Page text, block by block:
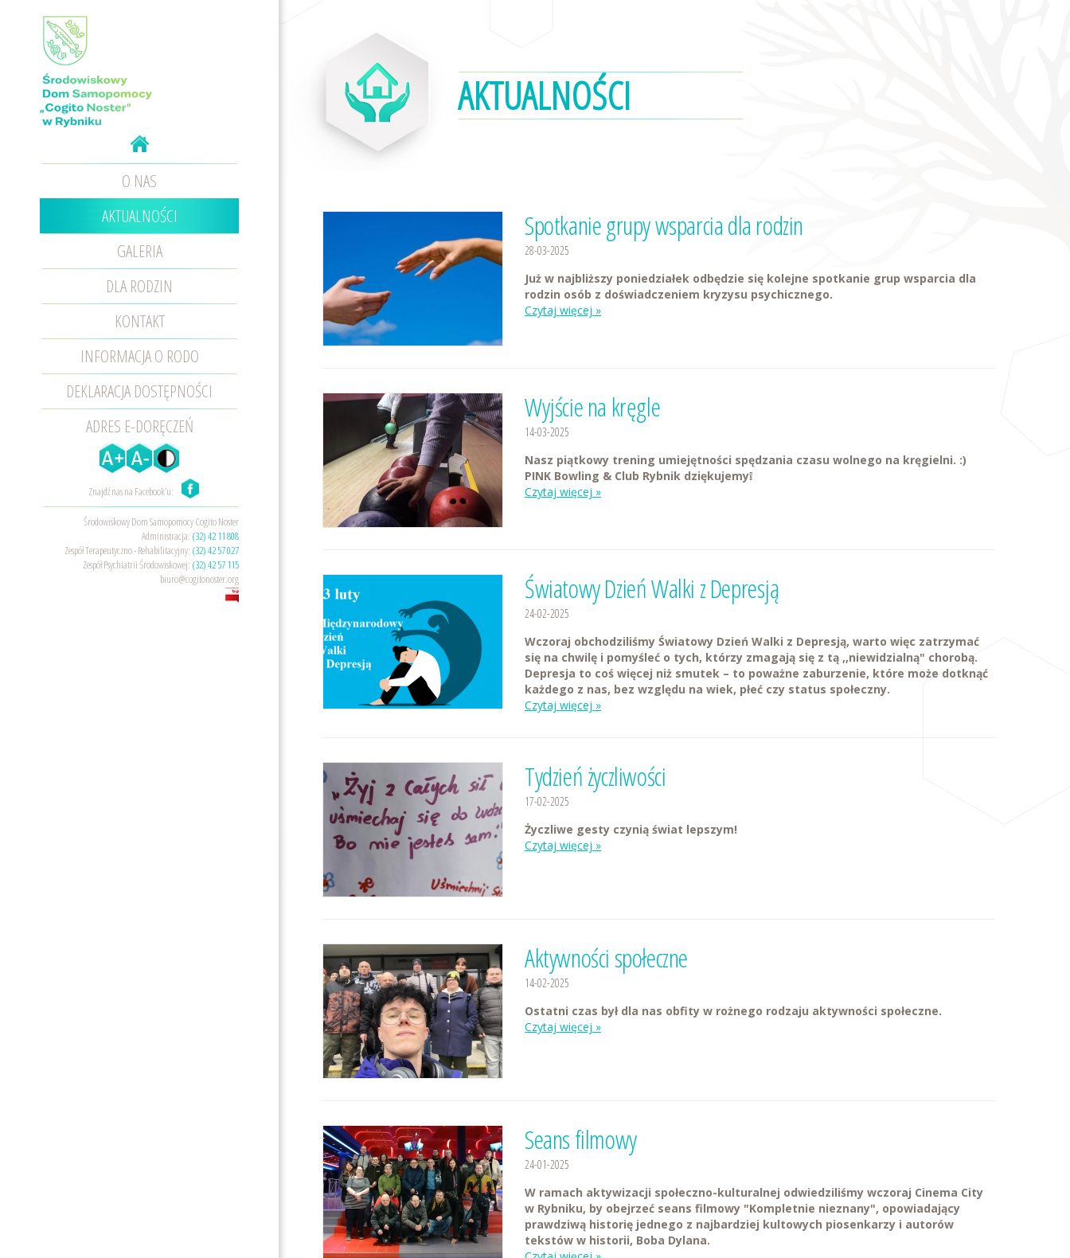
O NAS
AKTUALNOŚCI
GALERIA
DLA RODZIN
KONTAKT
INFORMACJA O RODO
DEKLARACJA DOSTĘPNOŚCI
ADRES E-DORĘCZEŃ
Znajdź nas na Facebook’u:
Środowiskowy Dom Samopomocy Cogito Noster
Administracja: (32) 42 11 808
Zespół Terapeutyczno - Rehabilitacyjny: (32) 42 57 027
Zespół Psychiatrii Środowiskowej: (32) 42 57 115
biuro@cogitonoster.org
AKTUALNOŚCI
Spotkanie grupy wsparcia dla rodzin
28-03-2025
Już w najbliższy poniedziałek odbędzie się kolejne spotkanie grup wsparcia dla
rodzin osób z doświadczeniem kryzysu psychicznego.
Czytaj więcej »
Wyjście na kręgle
14-03-2025
Nasz piątkowy trening umiejętności spędzania czasu wolnego na kręgielni. :)
PINK Bowling & Club Rybnik dziękujemy❕
Czytaj więcej »
Światowy Dzień Walki z Depresją
24-02-2025
Wczoraj obchodziliśmy Światowy Dzień Walki z Depresją, warto więc zatrzymać
się na chwilę i pomyśleć o tych, którzy zmagają się z tą ,,niewidzialną" chorobą.
Depresja to coś więcej niż smutek – to poważne zaburzenie, które może dotknąć
każdego z nas, bez względu na wiek, płeć czy status społeczny.
Czytaj więcej »
Tydzień życzliwości
17-02-2025
Życzliwe gesty czynią świat lepszym!
Czytaj więcej »
Aktywności społeczne
14-02-2025
Ostatni czas był dla nas obfity w rożnego rodzaju aktywności społeczne.
Czytaj więcej »
Seans filmowy
24-01-2025
W ramach aktywizacji społeczno-kulturalnej odwiedziliśmy wczoraj Cinema City
w Rybniku, by obejrzeć seans filmowy "Kompletnie nieznany", opowiadający
prawdziwą historię jednego z najbardziej kultowych piosenkarzy i autorów
tekstów w historii, Boba Dylana.